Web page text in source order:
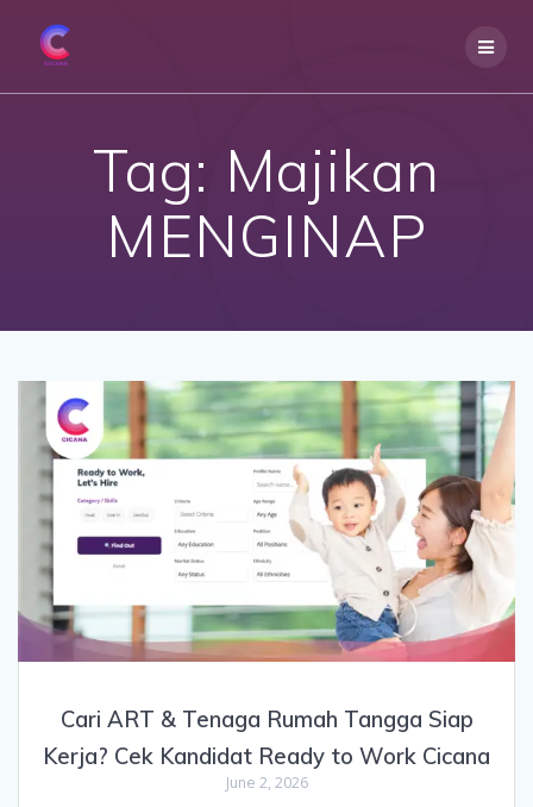
Tag: Majikan
MENGINAP
Cari ART & Tenaga Rumah Tangga Siap
Kerja? Cek Kandidat Ready to Work Cicana
June 2, 2026